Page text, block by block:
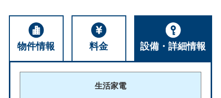
物件情報 料金 設備・詳細情報
生活家電